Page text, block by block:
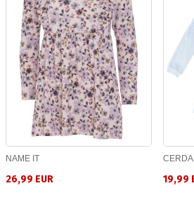
NAME IT
26,99 EUR
CERDA
19,99